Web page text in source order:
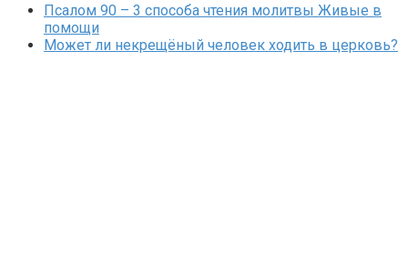
Псалом 90 – 3 способа чтения молитвы Живые в
помощи
Может ли некрещёный человек ходить в церковь?